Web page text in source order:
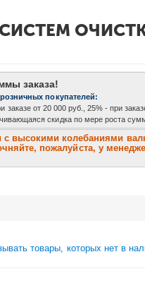
заказа!
покупателей:
от 20 000 руб., 25% - при
скидка по мере роста
высокими колебаниями
пожалуйста, у
товары, которых нет в